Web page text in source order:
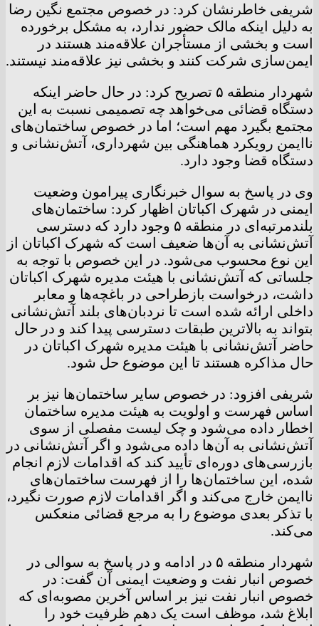
شریفی خاطرنشان کرد: در خصوص مجتمع نگین رضا
به دلیل اینکه مالک حضور ندارد، به مشکل برخورده
است و بخشی از مستأجران علاقه‌مند هستند در
ایمن‌سازی شرکت کنند و بخشی نیز علاقه‌مند نیستند.
شهردار منطقه ۵ تصریح کرد: در حال حاضر اینکه
دستگاه قضائی می‌خواهد چه تصمیمی نسبت به این
مجتمع بگیرد مهم است؛ اما در خصوص ساختمان‌های
ناایمن رویکرد هماهنگی بین شهرداری، آتش‌نشانی و
دستگاه قضا وجود دارد.
وی در پاسخ به سوال خبرنگاری پیرامون وضعیت
ایمنی در شهرک اکباتان اظهار کرد: ساختمان‌های
بلندمرتبه‌ای در منطقه ۵ وجود دارد که دسترسی
آتش‌نشانی به آن‌ها ضعیف است که شهرک اکباتان از
این نوع محسوب می‌شود. در این خصوص با توجه به
جلساتی که آتش‌نشانی با هیئت مدیره شهرک اکباتان
داشت، درخواست بازطراحی در باغچه‌ها و معابر
داخلی ارائه شده است تا نردبان‌های بلند آتش‌نشانی
بتواند به بالاترین طبقات دسترسی پیدا کند و در حال
حاضر آتش‌نشانی با هیئت مدیره شهرک اکباتان در
حال مذاکره هستند تا این موضوع حل شود.
شریفی افزود: در خصوص سایر ساختمان‌ها نیز بر
اساس فهرست و اولویت به هیئت مدیره ساختمان
اخطار داده می‌شود و چک لیست مفصلی از سوی
آتش‌نشانی به آن‌ها داده می‌شود و اگر آتش‌نشانی در
بازرسی‌های دوره‌ای تأیید کند که اقدامات لازم انجام
شده، این ساختمان‌ها را از فهرست ساختمان‌های
ناایمن خارج می‌کند و اگر اقدامات لازم صورت نگیرد،
با تذکر بعدی موضوع را به مرجع قضائی منعکس
می‌کند.
شهردار منطقه ۵ در ادامه و در پاسخ به سوالی در
خصوص انبار نفت و وضعیت ایمنی آن گفت: در
خصوص انبار نفت نیز بر اساس آخرین مصوبه‌ای که
ابلاغ شد، موظف است یک دهم ظرفیت خود را